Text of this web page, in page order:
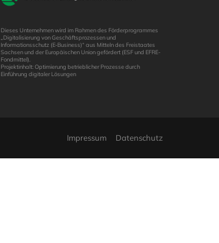
Dieses Unternehmen wird im Rahmen des Förderprogrammes
„Digitalisierung von Geschäftsprozessen und
Informationsschutz (E‑Business)“ aus Mitteln des Freistaates
Sachsen und der Europäischen Union gefördert (ESF und EFRE-
Fondmittel).
Projektinhalt: Optimierung betrieblicher Prozesse durch
Einführung digitaler Lösungen
Impressum Datenschutz